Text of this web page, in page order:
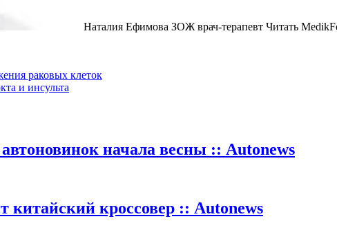
Наталия Ефимова ЗОЖ врач-терапевт Читать
раковых клеток
и инсульта
начала весны :: Autonews
китайский кроссовер :: Autonews